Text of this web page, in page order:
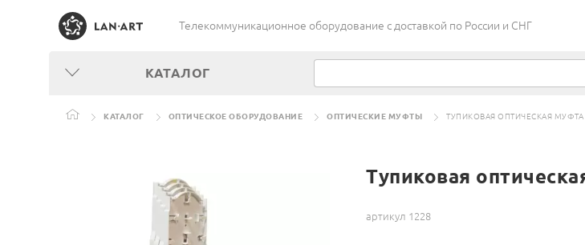
Телекоммуникационное оборудование c доставкой по России и СНГ
КАТАЛОГ
КАТАЛОГ ОПТИЧЕСКОЕ ОБОРУДОВАНИЕ ОПТИЧЕСКИЕ МУФТЫ ТУПИКОВАЯ ОПТИЧЕСКАЯ МУФТА
Тупиковая
артикул 1228